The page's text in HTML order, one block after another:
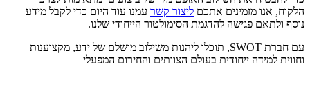
הלקוח, אנו מזמינים אתכם ליצור קשר עמנו עוד היום כדי לקבל מידע
נוסף ולתאם פגישה להדגמת הסימולטור הייחודי שלנו.
עם חברת SWOT, תוכלו ליהנות משילוב מושלם של ידע, מקצוענות
וחווית למידה ייחודית בעולם הצוותים והחירום המפעלי